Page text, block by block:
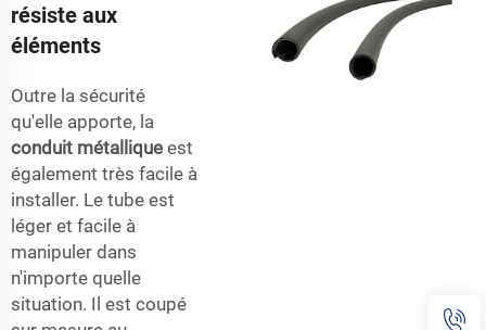
résiste aux
éléments
Outre la sécurité
qu'elle apporte, la
conduit métallique est
également très facile à
installer. Le tube est
léger et facile à
manipuler dans
n'importe quelle
situation. Il est coupé